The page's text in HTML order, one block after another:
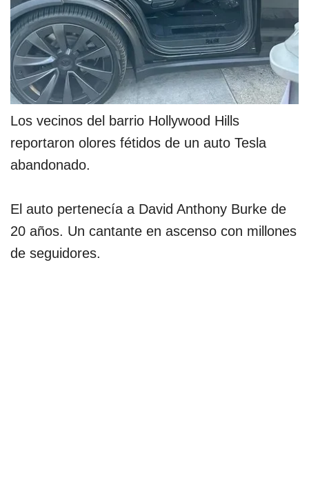
Los vecinos del barrio Hollywood Hills
reportaron olores fétidos de un auto Tesla
abandonado.
El auto pertenecía a David Anthony Burke de
20 años. Un cantante en ascenso con millones
de seguidores.